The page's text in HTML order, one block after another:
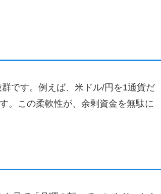
です。例えば、米ドル/円を1通貨だ
。この柔軟性が、余剰資金を無駄に